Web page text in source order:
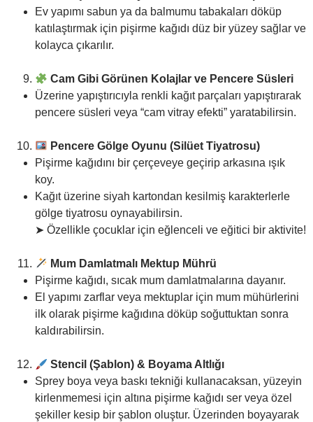
Ev yapımı sabun ya da balmumu tabakaları döküp
katılaştırmak için pişirme kağıdı düz bir yüzey sağlar ve
kolayca çıkarılır.
Cam Gibi Görünen Kolajlar ve Pencere Süsleri
Üzerine yapıştırıcıyla renkli kağıt parçaları yapıştırarak
pencere süsleri veya “cam vitray efekti” yaratabilirsin.
Pencere Gölge Oyunu (Silüet Tiyatrosu)
Pişirme kağıdını bir çerçeveye geçirip arkasına ışık
koy.
Kağıt üzerine siyah kartondan kesilmiş karakterlerle
gölge tiyatrosu oynayabilirsin.
➤ Özellikle çocuklar için eğlenceli ve eğitici bir aktivite!
Mum Damlatmalı Mektup Mührü
Pişirme kağıdı, sıcak mum damlatmalarına dayanır.
El yapımı zarflar veya mektuplar için mum mühürlerini
ilk olarak pişirme kağıdına döküp soğuttuktan sonra
kaldırabilirsin.
Stencil (Şablon) & Boyama Altlığı
Sprey boya veya baskı tekniği kullanacaksan, yüzeyin
kirlenmemesi için altına pişirme kağıdı ser veya özel
şekiller kesip bir şablon oluştur. Üzerinden boyayarak